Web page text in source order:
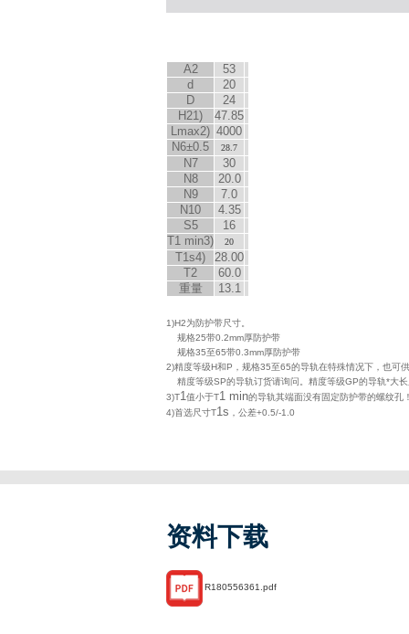
A2
53
d
20
D
24
H21)
47.85
L max2) 4000
N6±0.5 28.7
N7
30
N8
20.0
N9
7.0
N10
4.35
S5
16
T1 min3) 20
T1s4)
28.00
T2
60.0
重量
13.1
1)H2为防护带尺寸。
规格25带0.2mm厚防护带
规格35至65带0.3mm厚防护带
2)精度等级H和P，规格35至65的导轨在特殊情况下，也可
精度等级SP的导轨订货请询问。精度等级GP的导轨*大
3)T1值小于T1 min的导轨其端面没有固定防护带的螺纹孔
4)首选尺寸T1s ，公差+0.5/-1.0
资料下载
R180556361.pdf